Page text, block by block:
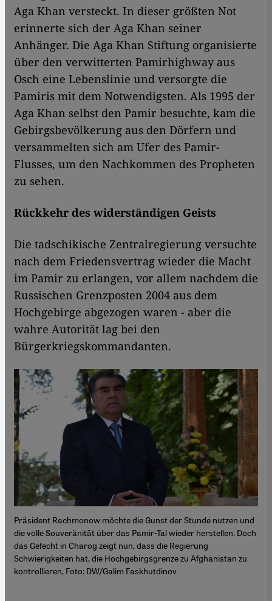
Aga Khan versteckt. In dieser größten Not
erinnerte sich der Aga Khan seiner
Anhänger. Die Aga Khan Stiftung organisierte
über den verwitterten Pamirhighway aus
Osch eine Lebenslinie und versorgte die
Pamiris mit dem Notwendigsten. Als 1995 der
Aga Khan selbst den Pamir besuchte, kam die
Gebirgsbevölkerung aus den Dörfern und
versammelten sich am Ufer des Pamir-
Flusses, um den Nachkommen des Propheten
zu sehen.
Rückkehr des widerständigen Geists
Die tadschikische Zentralregierung versuchte
nach dem Friedensvertrag wieder die Macht
im Pamir zu erlangen, vor allem nachdem die
Russischen Grenzposten 2004 aus dem
Hochgebirge abgezogen waren - aber die
wahre Autorität lag bei den
Bürgerkriegskommandanten.
Präsident Rachmonow möchte die Gunst der Stunde nutzen und
die volle Souveränität über das Pamir-Tal wieder herstellen. Doch
das Gefecht in Charog zeigt nun, dass die Regierung
Schwierigkeiten hat, die Hochgebirgsgrenze zu Afghanistan zu
kontrollieren, Foto: DW/Galim Faskhutdinov